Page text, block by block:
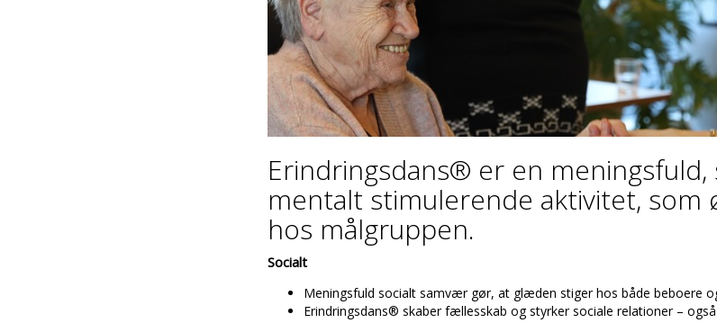
Erindringsdans® er en meningsfuld,
mentalt stimulerende aktivitet, som
hos målgruppen.
Socialt
Meningsfuld socialt samvær gør, at glæden stiger hos både beboere
Erindringsdans® skaber fællesskab og styrker sociale relationer –